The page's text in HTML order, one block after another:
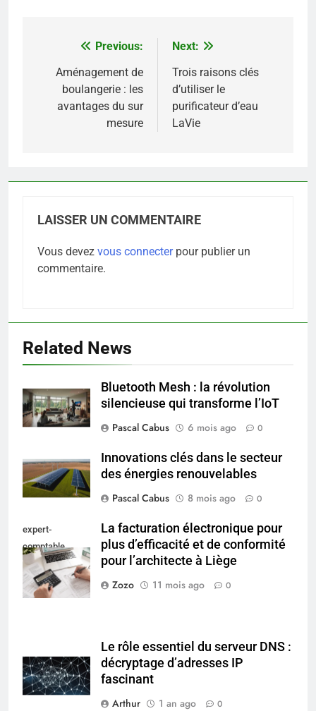
Navigation
l’article
Previous:
Aménagement de
boulangerie : les
avantages du sur
mesure
Next:
Trois raisons clés
d’utiliser le
purificateur d’eau
LaVie
LAISSER UN COMMENTAIRE
Vous devez vous connecterpour publier un
commentaire.
Related News
Bluetooth Mesh : la révolution
silencieuse qui transforme l’IoT
Pascal Cabus
6 mois ago 0
Innovations clés dans le secteur
des énergies renouvelables
Pascal Cabus
8 mois ago 0
expert-
comptable
architecte Liège
La facturation électronique pour
plus d’efficacité et de conformité
pour l’architecte à Liège
Zozo
11 mois ago 0
Le rôle essentiel du serveur DNS :
décryptage d’adresses IP
fascinant
Arthur
1 an ago 0
5
Infection chronique de l’oreille :
saignements
SANTÉ
6
peau éclatante grâce à The
Ordinary
SANTÉ
7
exercices
BIEN ÊTRE
8
Voyance à La Rochelle : où